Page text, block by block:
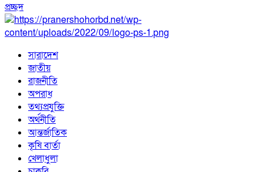
প্রচ্ছদ
সারাদেশ
জাতীয়
রাজনীতি
অপরাধ
তথ্যপ্রযুক্তি
অর্থনীতি
আন্তর্জাতিক
কৃষি বার্তা
খেলাধুলা